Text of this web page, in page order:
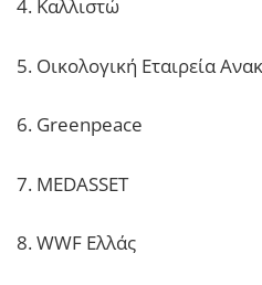
4. Καλλιστώ
5. Οικολογική Εταιρεία
6. Greenpeace
7. MEDASSET
8. WWF Ελλάς